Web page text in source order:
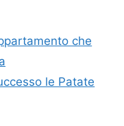
che
le Patate